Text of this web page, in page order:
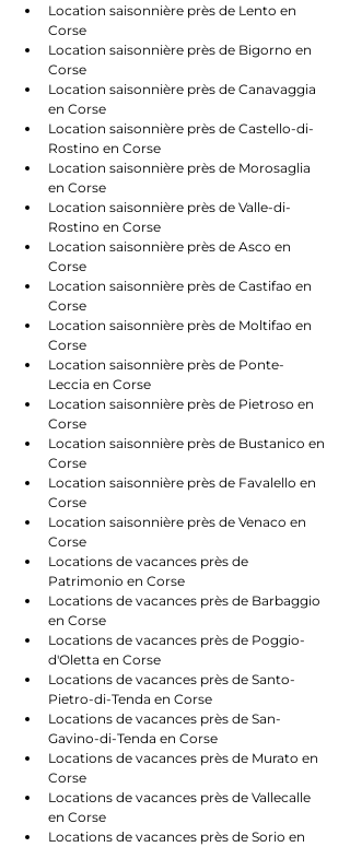
Location saisonnière près de Lento en
Corse
Location saisonnière près de Bigorno en
Corse
Location saisonnière près de Canavaggia
en Corse
Location saisonnière près de Castello-di-
Rostino en Corse
Location saisonnière près de Morosaglia
en Corse
Location saisonnière près de Valle-di-
Rostino en Corse
Location saisonnière près de Asco en
Corse
Location saisonnière près de Castifao en
Corse
Location saisonnière près de Moltifao en
Corse
Location saisonnière près de Ponte-
Leccia en Corse
Location saisonnière près de Pietroso en
Corse
Location saisonnière près de Bustanico en
Corse
Location saisonnière près de Favalello en
Corse
Location saisonnière près de Venaco en
Corse
Locations de vacances près de
Patrimonio en Corse
Locations de vacances près de Barbaggio
en Corse
Locations de vacances près de Poggio-
d'Oletta en Corse
Locations de vacances près de Santo-
Pietro-di-Tenda en Corse
Locations de vacances près de San-
Gavino-di-Tenda en Corse
Locations de vacances près de Murato en
Corse
Locations de vacances près de Vallecalle
en Corse
Locations de vacances près de Sorio en